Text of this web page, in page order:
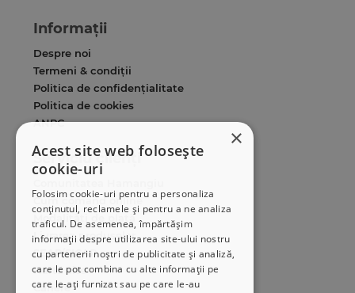
×
Acest site web folosește
cookie-uri
Folosim cookie-uri pentru a personaliza
conținutul, reclamele și pentru a ne analiza
traficul. De asemenea, împărtășim
informații despre utilizarea site-ului nostru
cu partenerii noștri de publicitate și analiză,
care le pot combina cu alte informații pe
care le-ați furnizat sau pe care le-au
Informații
Despre noi
Termeni & condiții
Politica de confidențialitate
Politica de cookies
ANPC
Serviciu clienți
Cum comand online
Modalități de plată
Livrarea produselor
SEAP/SICAP
Hartă site
Cariere